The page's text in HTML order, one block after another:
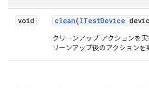
void clean(ITestDevice
クリーンアップ アクションを
リーンアップ後のアクションを